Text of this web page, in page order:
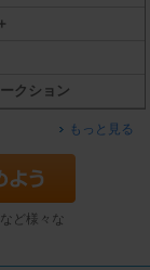
ークション
もっと見る
ど様々な